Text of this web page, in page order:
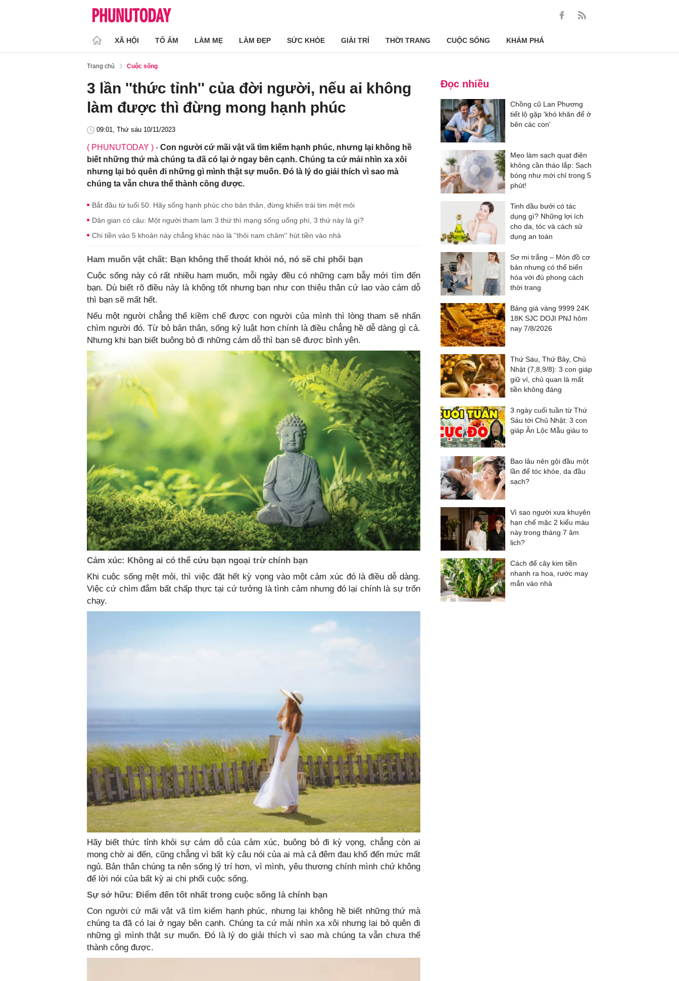
XÃ HỘI TỔ ẤM LÀM MẸ LÀM ĐẸP SỨC KHỎE GIẢI TRÍ THỜI TRANG CUỘC SỐNG KHÁM PHÁ
Trang chủ Cuộc sống
3 lần ''thức tỉnh'' của đời người, nếu ai không
làm được thì đừng mong hạnh phúc
09:01, Thứ sáu 10/11/2023
( PHUNUTODAY ) - Con người cứ mãi vật vã tìm kiếm hạnh phúc, nhưng lại không hề
biết những thứ mà chúng ta đã có lại ở ngay bên cạnh. Chúng ta cứ mải nhìn xa xôi
nhưng lại bỏ quên đi những gì mình thật sự muốn. Đó là lý do giải thích vì sao mà
chúng ta vẫn chưa thể thành công được.
Bắt đầu từ tuổi 50: Hãy sống hạnh phúc cho bản thân, đừng khiến trái tim mệt mỏi
Dân gian có câu: Một người tham lam 3 thứ thì mạng sống uổng phí, 3 thứ này là gì?
Chi tiền vào 5 khoản này chẳng khác nào là ''thỏi nam châm'' hút tiền vào nhà
Ham muốn vật chất: Bạn không thể thoát khỏi nó, nó sẽ chi phối bạn
Cuộc sống này có rất nhiều ham muốn, mỗi ngày đều có những cạm bẫy mới tìm đến
bạn. Dù biết rõ điều này là không tốt nhưng bạn như con thiêu thân cứ lao vào cám dỗ
thì bạn sẽ mất hết.
Nếu một người chẳng thể kiềm chế được con người của mình thì lòng tham sẽ nhấn
chìm người đó. Từ bỏ bản thân, sống kỷ luật hơn chính là điều chẳng hề dễ dàng gì cả.
Nhưng khi bạn biết buông bỏ đi những cám dỗ thì bạn sẽ được bình yên.
Cảm xúc: Không ai có thể cứu bạn ngoại trừ chính bạn
Khi cuộc sống mệt mỏi, thì việc đặt hết kỳ vọng vào một cảm xúc đó là điều dễ dàng.
Việc cứ chìm đắm bất chấp thực tại cứ tưởng là tình cảm nhưng đó lại chính là sự trốn
chạy.
Hãy biết thức tỉnh khỏi sự cám dỗ của cảm xúc, buông bỏ đi kỳ vọng, chẳng còn ai
mong chờ ai đến, cũng chẳng vì bất kỳ câu nói của ai mà cả đêm đau khổ đến mức mất
ngủ. Bản thân chúng ta nên sống lý trí hơn, vì mình, yêu thương chính mình chứ không
để lời nói của bất kỳ ai chi phối cuộc sống.
Sự sở hữu: Điểm đến tốt nhất trong cuộc sống là chính bạn
Con người cứ mãi vật vã tìm kiếm hạnh phúc, nhưng lại không hề biết những thứ mà
chúng ta đã có lại ở ngay bên cạnh. Chúng ta cứ mải nhìn xa xôi nhưng lại bỏ quên đi
những gì mình thật sự muốn. Đó là lý do giải thích vì sao mà chúng ta vẫn chưa thể
thành công được.
Đọc nhiều
Chồng cũ Lan Phương
tiết lộ gặp 'khó khăn để ở
bên các con'
Mẹo làm sạch quạt điện
không cần tháo lắp: Sạch
bóng như mới chỉ trong 5
phút!
Tinh dầu bưởi có tác
dụng gì? Những lợi ích
cho da, tóc và cách sử
dụng an toàn
Sơ mi trắng – Món đồ cơ
bản nhưng có thể biến
hóa với đủ phong cách
thời trang
Bảng giá vàng 9999 24K
18K SJC DOJI PNJ hôm
nay 7/8/2026
Thứ Sáu, Thứ Bảy, Chủ
Nhật (7,8,9/8): 3 con giáp
giữ ví, chủ quan là mất
tiền không đáng
3 ngày cuối tuần từ Thứ
Sáu tới Chủ Nhật: 3 con
giáp Ăn Lộc Mẫu giàu to
Bao lâu nên gội đầu một
lần để tóc khỏe, da đầu
sạch?
Vì sao người xưa khuyên
hạn chế mặc 2 kiểu màu
này trong tháng 7 âm
lịch?
Cách để cây kim tiền
nhanh ra hoa, rước may
mắn vào nhà